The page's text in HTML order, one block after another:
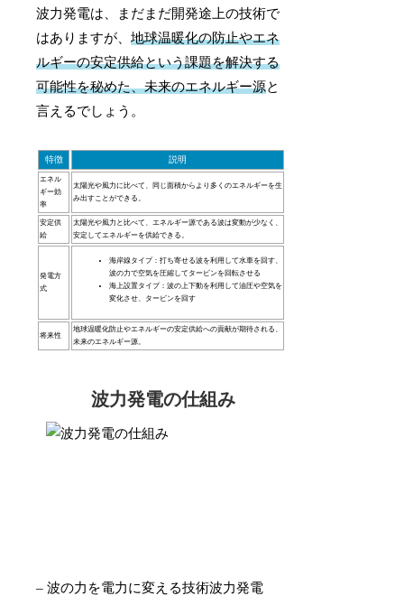
波力発電は、まだまだ開発途上の技術で
はありますが、地球温暖化の防止やエネ
ルギーの安定供給という課題を解決する
可能性を秘めた、未来のエネルギー源と
言えるでしょう。
特徴 説明
エネル
ギー効
率
太陽光や風力に比べて、同じ面積からより多くのエネルギーを生
み出すことができる。
安定供
給
太陽光や風力と比べて、エネルギー源である波は変動が少なく、
安定してエネルギーを供給できる。
発電方
式
海岸線タイプ：打ち寄せる波を利用して水車を回す、
波の力で空気を圧縮してタービンを回転させる
海上設置タイプ：波の上下動を利用して油圧や空気を
変化させ、タービンを回す
将来性
地球温暖化防止やエネルギーの安定供給への貢献が期待される、
未来のエネルギー源。
波力発電の仕組み
– 波の力を電力に変える技術波力発電